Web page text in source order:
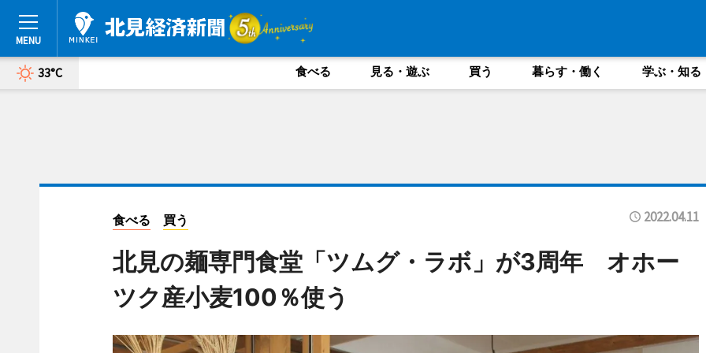
33°C 食べる 見る・遊ぶ 買う 暮らす・働く 学ぶ・知る
食べる 買う 2022.04.11
北見の麺専門食堂「ツムグ・ラボ」が3周年 オホー
ツク産小麦100％使う